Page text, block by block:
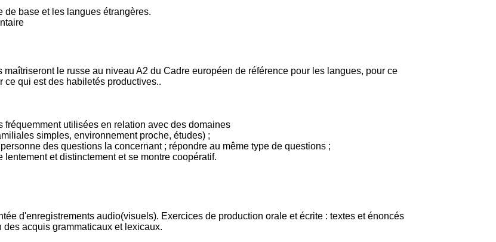
base et les langues étrangères.
maîtriseront le russe au niveau A2 du Cadre européen de référence pour les langues, pour ce
ce qui est des habiletés productives..
utilisées en relation avec des domaines
simples, environnement proche, études) ;
des questions la concernant ; répondre au même type de questions ;
et distinctement et se montre coopératif.
d'enregistrements audio(visuels). Exercices de production orale et écrite : textes et énoncés
acquis grammaticaux et lexicaux.